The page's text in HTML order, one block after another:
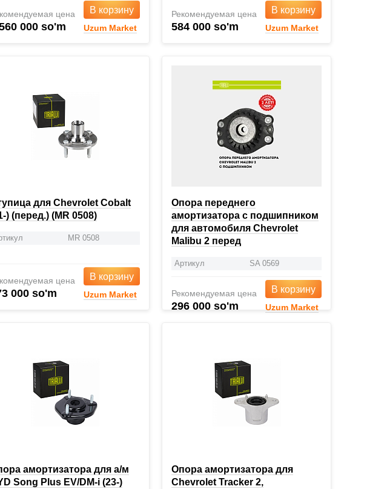
цена
000 so'm
В корзину
Uzum Market
Рекомендуемая цена
584 000 so'm
В корзину
Uzum Market
для Chevrolet Cobalt
) (перед.) (MR 0508)
MR 0508
цена
000 so'm
В корзину
Uzum Market
Опора переднего
амортизатора с подшипником
для автомобиля Chevrolet
Malibu 2 перед
Артикул SA 0569
Рекомендуемая цена
296 000 so'm
В корзину
Uzum Market
амортизатора для а/м
Song Plus EV/DM-i (23-)
Опора амортизатора для
Chevrolet Tracker 2,